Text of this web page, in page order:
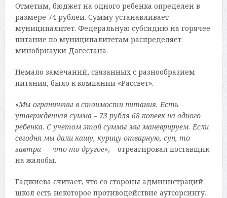
Отметим, бюджет на одного ребенка определен в
размере 74 рублей. Сумму устанавливает
муниципалитет. Федеральную субсидию на горячее
питание по муниципалитетам распределяет
минобрнауки Дагестана.
Немало замечаний, связанных с разнообразием
питания, было к компании «Рассвет».
«Мы ограничены в стоимости питания. Есть
утвержденная сумма – 73 рубля 68 копеек на одного
ребенка. С учетом этой суммы мы маневрируем. Если
сегодня мы дали кашу, курицу отварную, суп, то
завтра — что-то другое», – отреагировал поставщик
на жалобы.
Гаджиева считает, что со стороны администраций
школ есть некоторое противодействие аутсорсингу.